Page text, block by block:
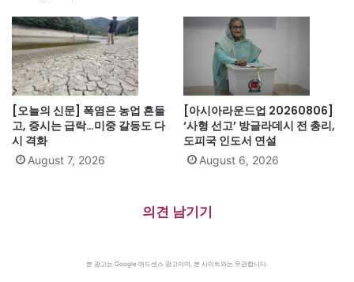
[오늘의 신문] 폭염은 농업 흔들
고, 증시는 급락…미중 갈등도 다
시 격화
August 7, 2026
[아시아라운드업 20260806]
‘사형 선고’ 방글라데시 전 총리,
도피국 인도서 연설
August 6, 2026
의견 남기기
본 광고는 Google 애드센스 광고이며, 본 사이트와는 무관합니다.